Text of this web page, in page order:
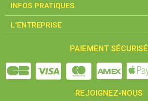
INFOS PRATIQUES​
L'ENTREPRISE​
PAIEMENT SÉCURISÉ
REJOIGNEZ-NOUS